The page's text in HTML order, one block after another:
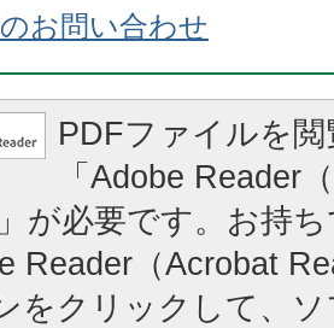
お問い合わせ
PDFファイルを
「Adobe Reader
が必要です。お持
Reader（Acrobat
をクリックして、